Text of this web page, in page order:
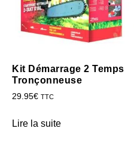
Kit Démarrage 2 Temps
Tronçonneuse
29.95€ TTC
Lire la suite